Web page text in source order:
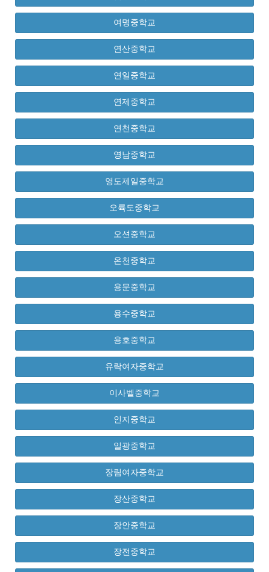
여명중학교
연산중학교
연일중학교
연제중학교
연천중학교
영남중학교
영도제일중학교
오륙도중학교
오션중학교
온천중학교
용문중학교
용수중학교
용호중학교
유락여자중학교
이사벨중학교
인지중학교
일광중학교
장림여자중학교
장산중학교
장안중학교
장전중학교